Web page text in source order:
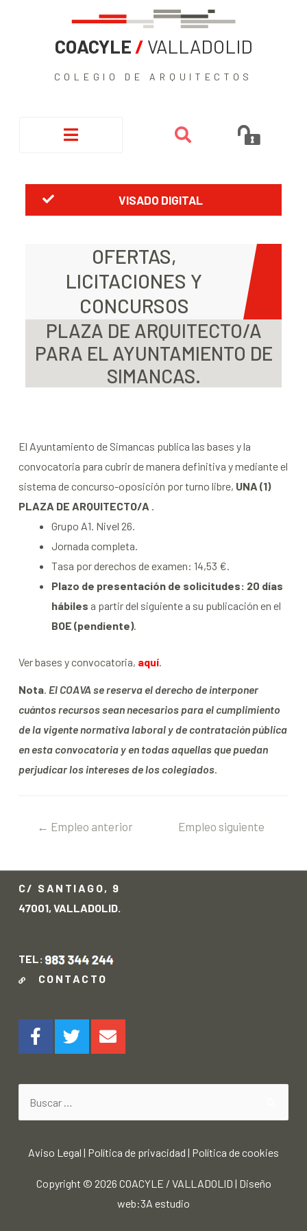
COACYLE / VALLADOLID
COLEGIO DE ARQUITECTOS
VISADO DIGITAL
OFERTAS,
LICITACIONES Y
CONCURSOS
PLAZA DE ARQUITECTO/A
PARA EL AYUNTAMIENTO DE
SIMANCAS.
El Ayuntamiento de Simancas publica las bases y la
convocatoria para cubrir de manera definitiva y mediante el
sistema de concurso-oposición por turno libre, UNA (1)
PLAZA DE ARQUITECTO/A .
Grupo A1. Nivel 26.
Jornada completa.
Tasa por derechos de examen: 14,53 €.
Plazo de presentación de solicitudes: 20 días
hábiles a partir del siguiente a su publicación en el
BOE (pendiente).
Ver bases y convocatoria, aquí.
Nota. El COAVA se reserva el derecho de interponer
cuántos recursos sean necesarios para el cumplimiento
de la vigente normativa laboral y de contratación pública
en esta convocatoria y en todas aquellas que puedan
perjudicar los intereses de los colegiados.
← Empleo anterior
Empleo siguiente
C/ SANTIAGO, 9
47001, VALLADOLID.
TEL:
CONTACTO
Aviso Legal | Política de privacidad | Política de cookies
Copyright © 2026 COACYLE / VALLADOLID | Diseño
web:3A estudio